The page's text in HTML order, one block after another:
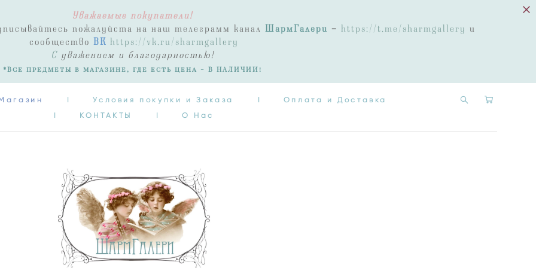
Уважаемые покупатели!
пожалуйста на наш телеграмм канал ШармГалери - https://t.me/sharmgallery и
сообщество ВК https://vk.ru/sharmgallery
Суважением и благодарностью!
*Все предметы в магазине, где есть цена - В НАЛИЧИИ!
I Условия покупки и Заказа I
Оплата и Доставка
I
КОНТАКТЫ I О Нас
Условия покупки и Заказа
I
КОНТАКТЫ I О Нас